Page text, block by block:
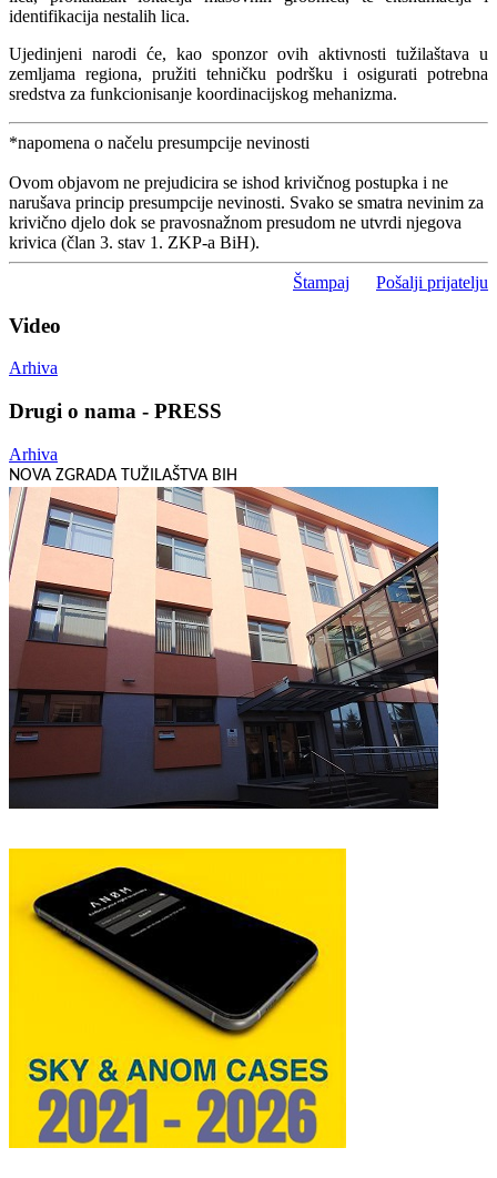
identifikacija nestalih lica.
Ujedinjeni narodi će, kao sponzor ovih aktivnosti tužilaštava u
zemljama regiona, pružiti tehničku podršku i osigurati potrebna
sredstva za funkcionisanje koordinacijskog mehanizma.
*napomena o načelu presumpcije nevinosti
Ovom objavom ne prejudicira se ishod krivičnog postupka i ne
narušava princip presumpcije nevinosti. Svako se smatra nevinim za
krivično djelo dok se pravosnažnom presudom ne utvrdi njegova
krivica (član 3. stav 1. ZKP-a BiH).
Štampaj Pošalji prijatelju
Video
Arhiva
Drugi o nama - PRESS
Arhiva
NOVA ZGRADA TUŽILAŠTVA BIH